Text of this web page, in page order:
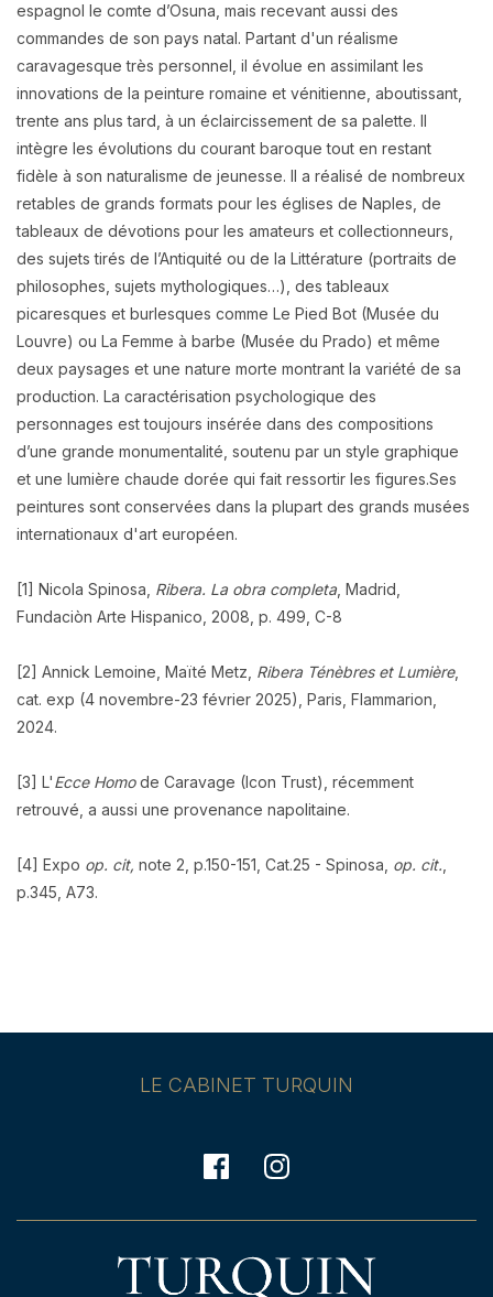
espagnol le comte d’Osuna, mais recevant aussi des
commandes de son pays natal. Partant d'un réalisme
caravagesque très personnel, il évolue en assimilant les
innovations de la peinture romaine et vénitienne, aboutissant,
trente ans plus tard, à un éclaircissement de sa palette. Il
intègre les évolutions du courant baroque tout en restant
fidèle à son naturalisme de jeunesse. Il a réalisé de nombreux
retables de grands formats pour les églises de Naples, de
tableaux de dévotions pour les amateurs et collectionneurs,
des sujets tirés de l’Antiquité ou de la Littérature (portraits de
philosophes, sujets mythologiques…), des tableaux
picaresques et burlesques comme Le Pied Bot (Musée du
Louvre) ou La Femme à barbe (Musée du Prado) et même
deux paysages et une nature morte montrant la variété de sa
production. La caractérisation psychologique des
personnages est toujours insérée dans des compositions
d’une grande monumentalité, soutenu par un style graphique
et une lumière chaude dorée qui fait ressortir les figures.Ses
peintures sont conservées dans la plupart des grands musées
internationaux d'art européen.
[1] Nicola Spinosa, Ribera. La obra completa , Madrid,
Fundaciòn Arte Hispanico, 2008, p. 499, C-8
[2] Annick Lemoine, Maïté Metz, Ribera Ténèbres et Lumière,
cat. exp (4 novembre-23 février 2025), Paris, Flammarion,
2024.
[3] L'Ecce Homode Caravage (Icon Trust), récemment
retrouvé, a aussi une provenance napolitaine.
[4] Expo op. cit, note 2, p.150-151, Cat.25 - Spinosa, op. cit.
p.345, A73.
LE CABINET TURQUIN